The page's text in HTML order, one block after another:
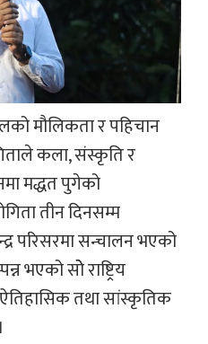
मौलिकता र पहिचान
कला, संस्कृति र
मद्धत पुगेको
तीन दिनसम्म
परिसरमा सन्चालन भएको
भएको सोे राष्ट्रिय
ऐतिहासिक तथा सांस्कृतिक